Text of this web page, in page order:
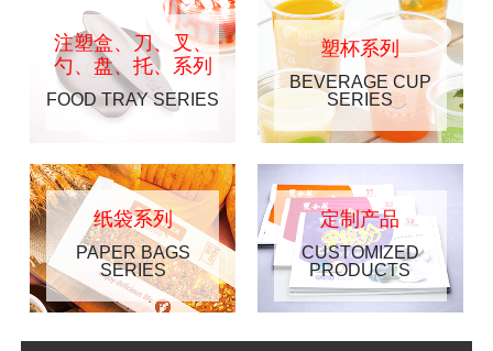
注塑盒、刀、叉、
勺、盘、托、系列
FOOD TRAY SERIES
塑杯系列
BEVERAGE CUP
SERIES
纸袋系列
PAPER BAGS
SERIES
定制产品
CUSTOMIZED
PRODUCTS